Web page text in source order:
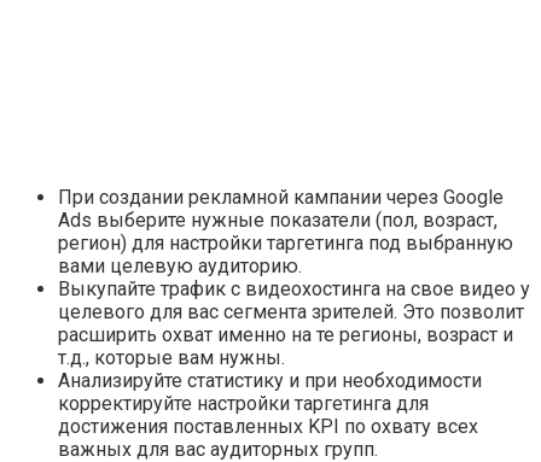
При создании рекламной кампании через Google
Ads выберите нужные показатели (пол, возраст,
регион) для настройки таргетинга под выбранную
вами целевую аудиторию.
Выкупайте трафик с видеохостинга на свое видео у
целевого для вас сегмента зрителей. Это позволит
расширить охват именно на те регионы, возраст и
т.д., которые вам нужны.
Анализируйте статистику и при необходимости
корректируйте настройки таргетинга для
достижения поставленных KPI по охвату всех
важных для вас аудиторных групп.